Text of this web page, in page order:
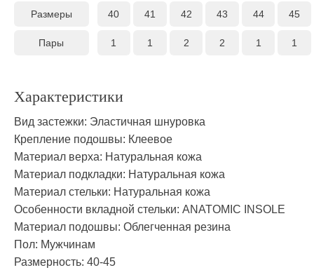
Размеры 40 41 42 43 44 45
Пары 1 1 2 2 1 1
Характеристики
Вид застежки: Эластичная шнуровка
Крепление подошвы: Клеевое
Материал верха: Натуральная кожа
Материал подкладки: Натуральная кожа
Материал стельки: Натуральная кожа
Особенности вкладной стельки: ANATOMIC INSOLE
Материал подошвы: Облегченная резина
Пол: Мужчинам
Размерность: 40-45